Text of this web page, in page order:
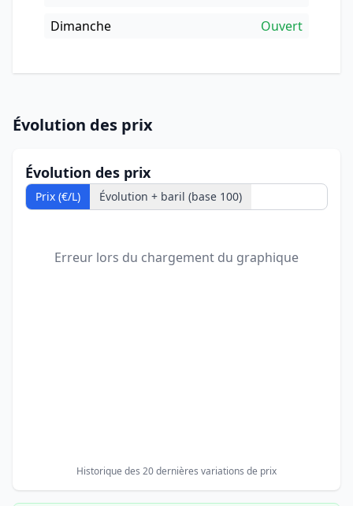
Dimanche
Ouvert
Évolution des prix
Évolution des prix
Prix (€/L) Évolution + baril (base 100)
Erreur lors du chargement du graphique
Historique des 20 dernières variations de prix